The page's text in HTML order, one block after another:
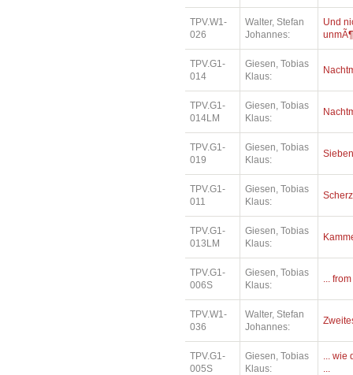
TPV.W1-
026
Walter, Stefan
Johannes:
Und
TPV.G1-
014
Giesen, Tobias
Klaus:
TPV.G1-
014LM
Giesen, Tobias
Klaus:
TPV.G1-
019
Giesen, Tobias
Klaus:
TPV.G1-
011
Giesen, Tobias
Klaus:
TPV.G1-
013LM
Giesen, Tobias
Klaus:
TPV.G1-
006S
Giesen, Tobias
Klaus:
...
TPV.W1-
036
Walter, Stefan
Johannes:
TPV.G1-
005S
Giesen, Tobias
Klaus:
... wie
...